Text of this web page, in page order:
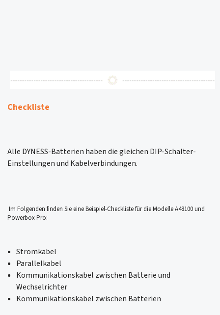
Checkliste
Alle DYNESS-Batterien haben die gleichen DIP-Schalter-
Einstellungen und Kabelverbindungen.
Im Folgenden finden Sie eine Beispiel-Checkliste für die Modelle A48100 und
Powerbox Pro:
Stromkabel
Parallelkabel
Kommunikationskabel zwischen Batterie und
Wechselrichter
Kommunikationskabel zwischen Batterien